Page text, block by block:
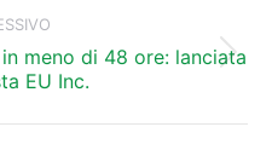
Prossimo
post:
meno di 48 ore: lanciata
EU Inc.